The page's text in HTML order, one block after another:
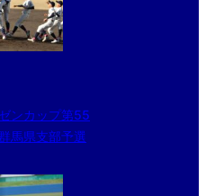
ンカップ第55
馬県支部予選